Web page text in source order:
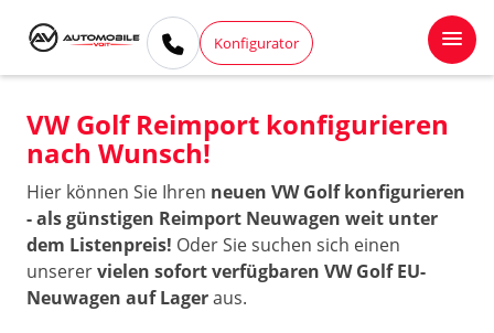
Konfigurator
VW Golf Reimport konfigurieren
nach Wunsch!
Hier können Sie Ihren neuen VW Golf konfigurieren
- als günstigen Reimport Neuwagen weit unter
dem Listenpreis! Oder Sie suchen sich einen
unserervielen sofort verfügbaren VW Golf EU-
Neuwagen auf Lageraus.